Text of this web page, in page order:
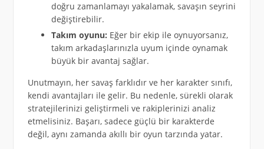
doğru zamanlamayı yakalamak, savaşın seyrini
değiştirebilir.
Takım oyunu: Eğer bir ekip ile oynuyorsanız,
takım arkadaşlarınızla uyum içinde oynamak
büyük bir avantaj sağlar.
Unutmayın, her savaş farklıdır ve her karakter sınıfı,
kendi avantajları ile gelir. Bu nedenle, sürekli olarak
stratejilerinizi geliştirmeli ve rakiplerinizi analiz
etmelisiniz. Başarı, sadece güçlü bir karakterde
değil, aynı zamanda akıllı bir oyun tarzında yatar.